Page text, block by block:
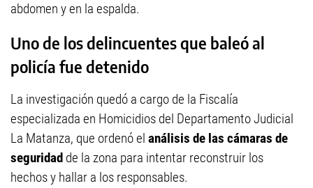
abdomen y en la espalda.
Uno de los delincuentes que baleó al
policía fue detenido
La investigación quedó a cargo de la Fiscalía
especializada en Homicidios del Departamento Judicial
La Matanza, que ordenó el análisis de las cámaras de
seguridad de la zona para intentar reconstruir los
hechos y hallar a los responsables.